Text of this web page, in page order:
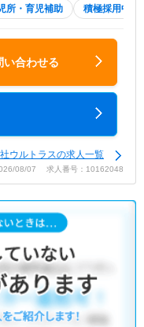
所・育児補助 積極採用中
い合わせる
ウルトラスの求人一覧
08/07 求人番号：10162048